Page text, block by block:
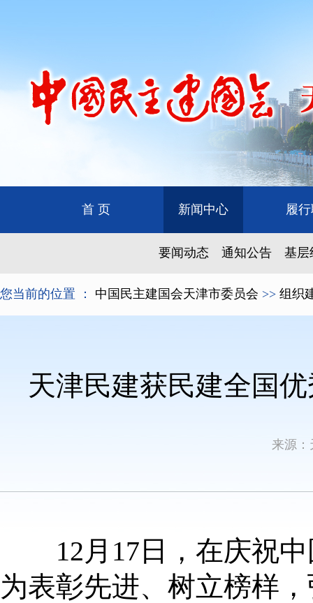
首 页 新闻中心 履
要闻动态 通知公告 基层
您当前的位置 ： 中国民主建国会天津市委员会 >> 组织
天津民建获民建全国
来源
12月17日，在庆祝中
为表彰先进、树立榜样